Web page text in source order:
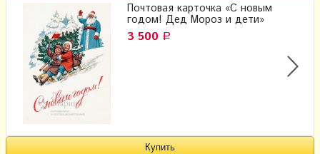
Почтовая карточка «С новым
годом! Дед Мороз и дети»
3 500 Р